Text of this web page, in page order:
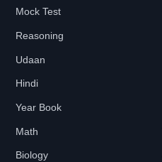
Mock Test
Reasoning
Udaan
Hindi
Year Book
Math
Biology